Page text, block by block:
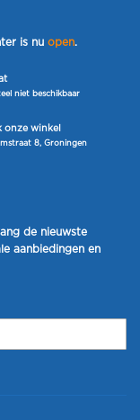
is nu open.
niet beschikbaar
onze winkel
8, Groningen
de nieuwste
aanbiedingen en